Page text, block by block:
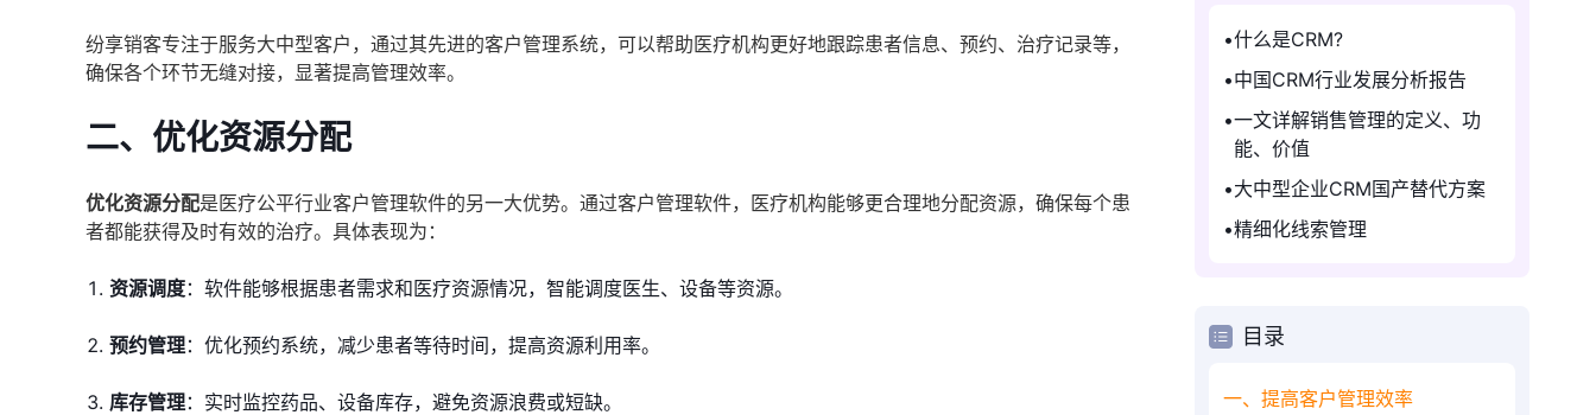
纷享销客专注于服务大中型客户，通过其先进的客户管理系统，可以帮助医疗机构更好地跟踪患者信息、预约、治疗记录等，
确保各个环节无缝对接，显著提高管理效率。
二、优化资源分配
优化资源分配是医疗公平行业客户管理软件的另一大优势。通过客户管理软件，医疗机构能够更合理地分配资源，确保每个患
者都能获得及时有效的治疗。具体表现为：
资源调度：软件能够根据患者需求和医疗资源情况，智能调度医生、设备等资源。
预约管理：优化预约系统，减少患者等待时间，提高资源利用率。
库存管理：实时监控药品、设备库存，避免资源浪费或短缺。
什么是CRM?
中国CRM行业发展分析报告
一文详解销售管理的定义、功
能、价值
大中型企业CRM国产替代方案
精细化线索管理
目录
一、提高客户管理效率